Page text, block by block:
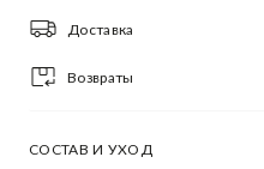
Доставка
Возвраты
СОСТАВ И УХОД